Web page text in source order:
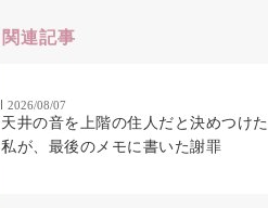
関連記事
2026/08/07
天井の音を上階の住人だと決めつけた
私が、最後のメモに書いた謝罪